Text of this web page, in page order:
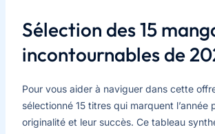
Sélection des 15
incontournables de
Pour vous aider à naviguer dans cette
sélectionné 15 titres qui marquent l’année
originalité et leur succès. Ce tableau